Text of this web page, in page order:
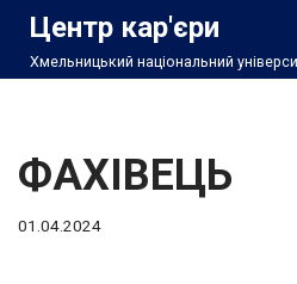
Перейти
Центр кар'єри
Хмельницький національний
ФАХІВЕЦЬ
01.04.2024